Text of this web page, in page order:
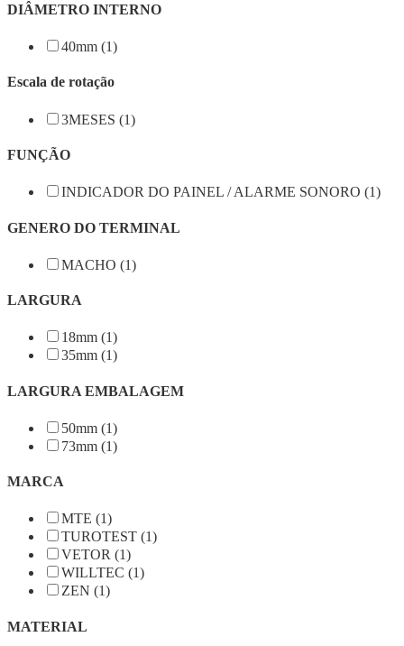
DIÂMETRO INTERNO
40mm (1)
Escala de rotação
3MESES (1)
FUNÇÃO
INDICADOR DO PAINEL / ALARME SONORO (1)
GENERO DO TERMINAL
MACHO (1)
LARGURA
18mm (1)
35mm (1)
LARGURA EMBALAGEM
50mm (1)
73mm (1)
MARCA
MTE (1)
TUROTEST (1)
VETOR (1)
WILLTEC (1)
ZEN (1)
MATERIAL